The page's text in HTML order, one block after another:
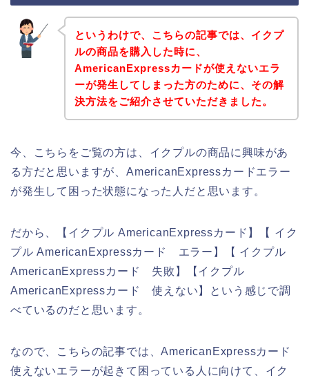
というわけで、こちらの記事では、イクプ
ルの商品を購入した時に、
AmericanExpressカードが使えないエラ
ーが発生してしまった方のために、その解
決方法をご紹介させていただきました。
今、こちらをご覧の方は、イクプルの商品に興味があ
る方だと思いますが、AmericanExpressカードエラー
が発生して困った状態になった人だと思います。
だから、【イクプル AmericanExpressカード】【 イク
プル AmericanExpressカード エラー】【 イクプル
AmericanExpressカード 失敗】【イクプル
AmericanExpressカード 使えない】という感じで調
べているのだと思います。
なので、こちらの記事では、AmericanExpressカード
使えないエラーが起きて困っている人に向けて、イク